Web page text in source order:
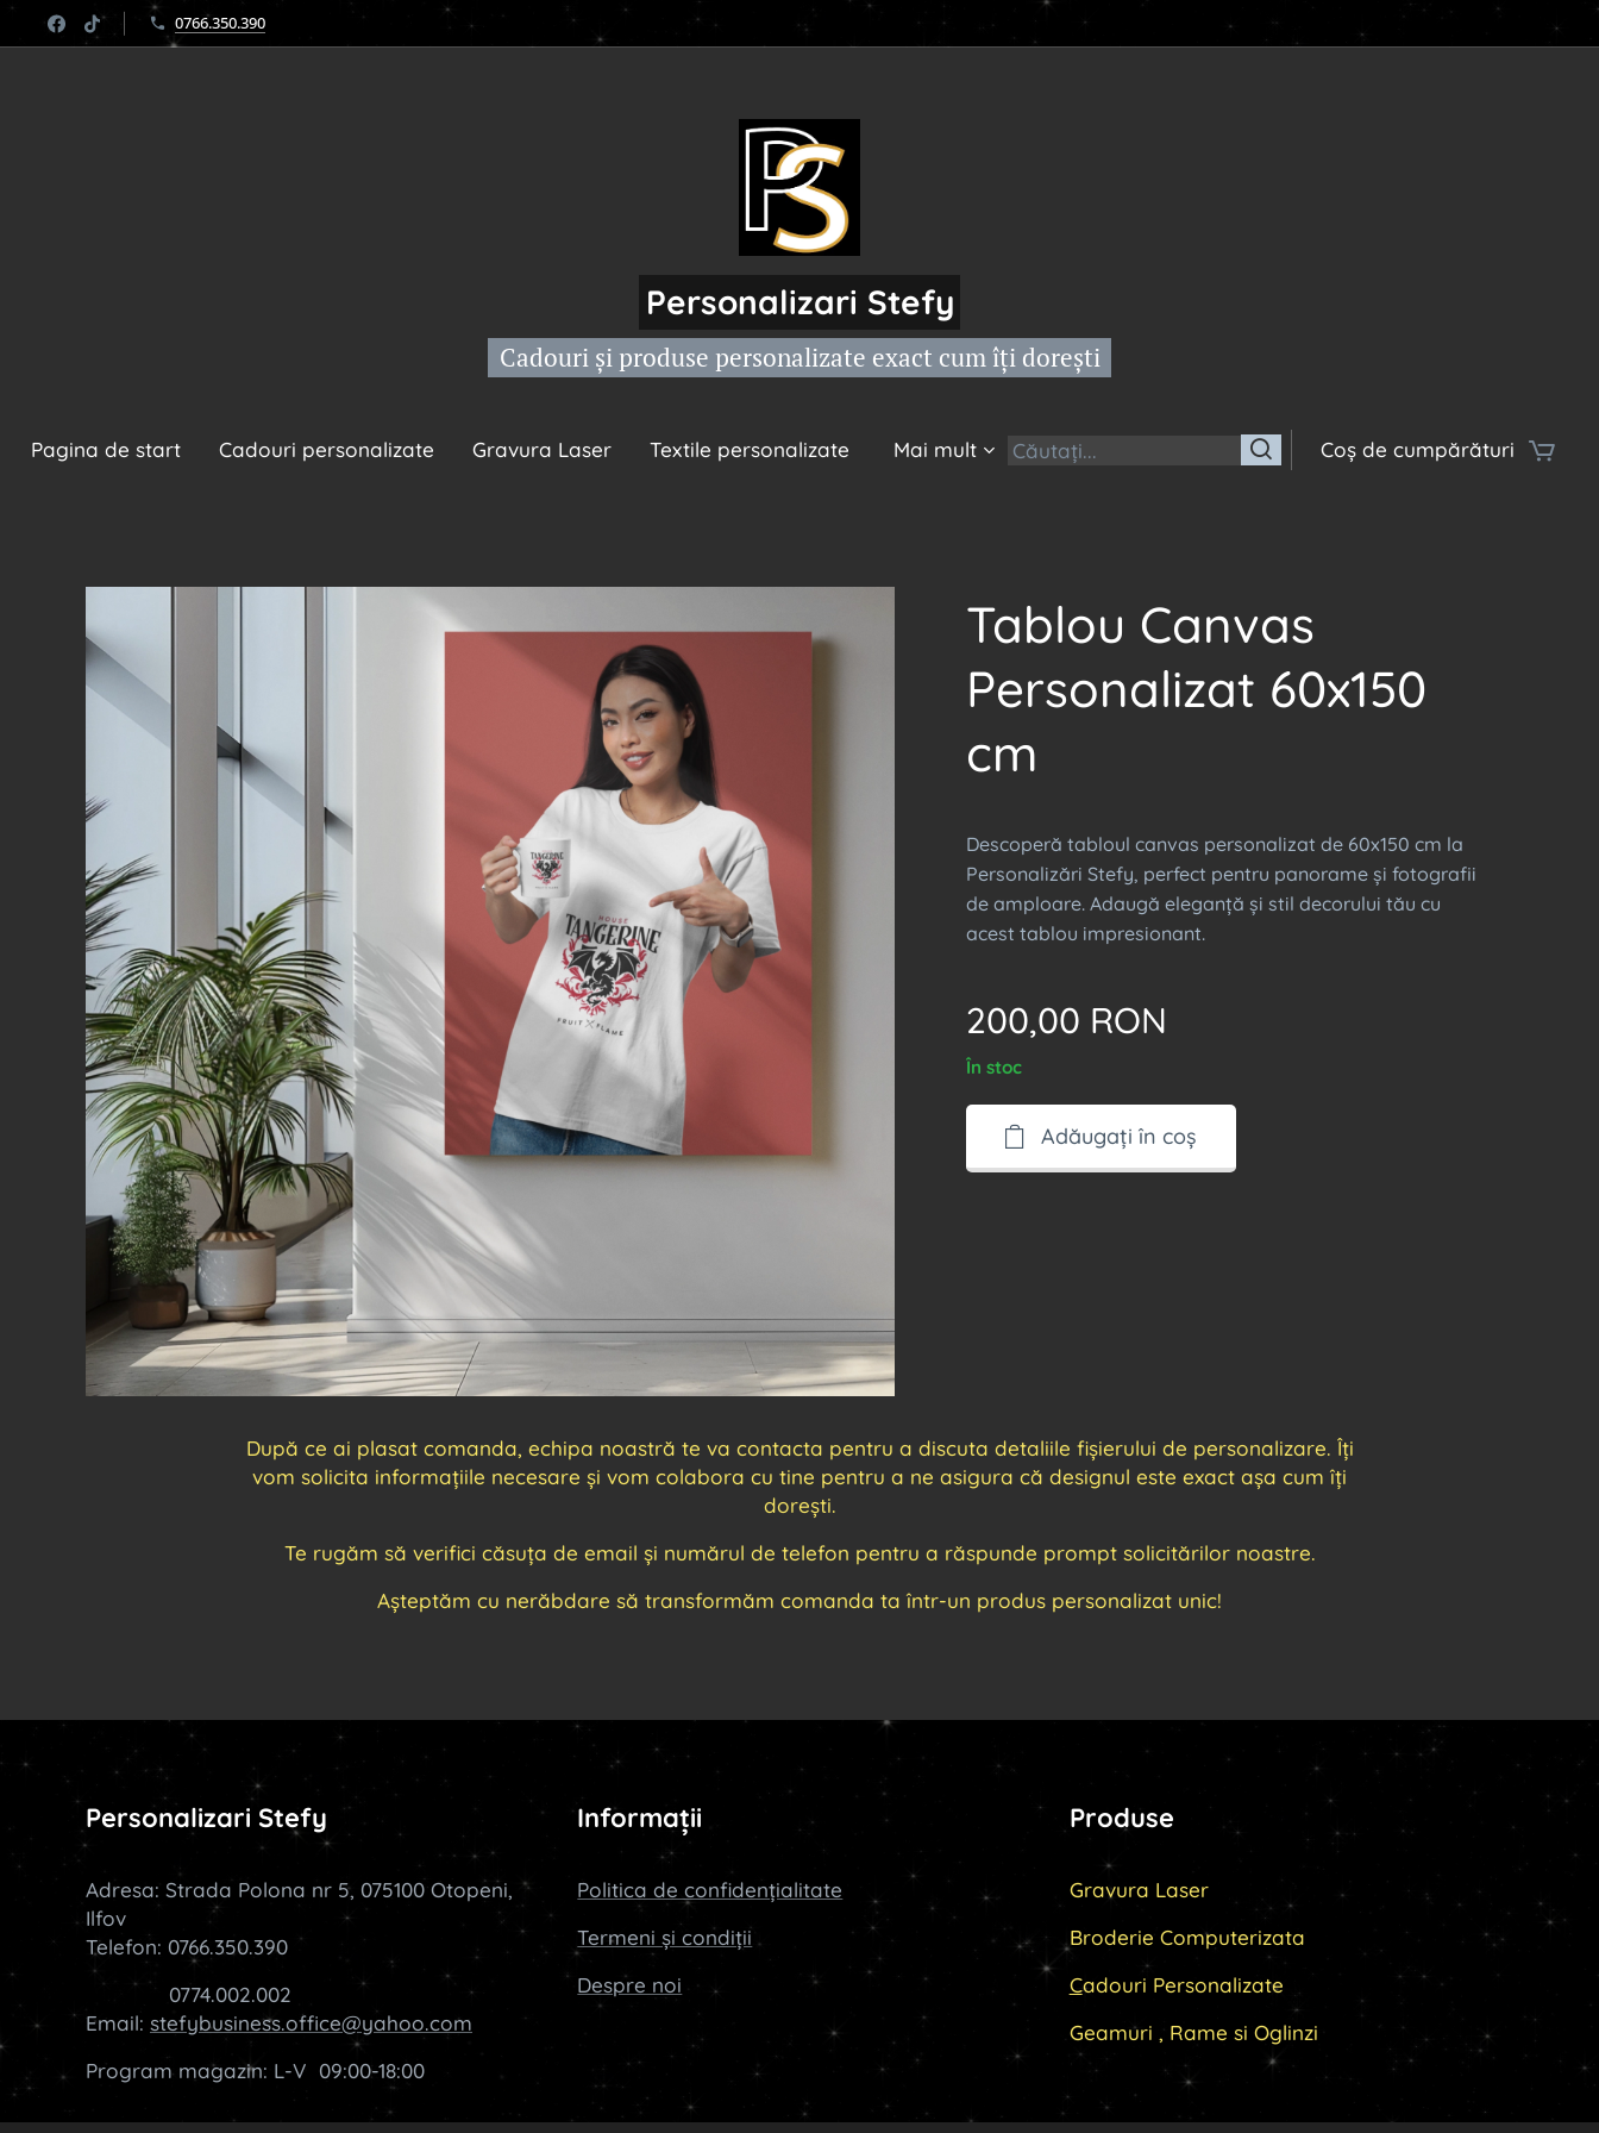
0766.350.390
Personalizari Stefy
Cadouri și produse personalizate exact cum îți dorești
Pagina de start Cadouri personalizate Gravura Laser Textile personalizate Mai mult Coș de cumpărături
Tablou Canvas
Personalizat 60x150
cm
Descoperă tabloul canvas personalizat de 60x150 cm la
Personalizări Stefy, perfect pentru panorame și fotografii
de amploare. Adaugă eleganță și stil decorului tău cu
acest tablou impresionant.
200,00 RON
În stoc
Adăugați în coș
După ce ai plasat comanda, echipa noastră te va contacta pentru a discuta detaliile fișierului de personalizare. Îți
vom solicita informațiile necesare și vom colabora cu tine pentru a ne asigura că designul este exact așa cum îți
dorești.
Te rugăm să verifici căsuța de email și numărul de telefon pentru a răspunde prompt solicitărilor noastre.
Așteptăm cu nerăbdare să transformăm comanda ta într-un produs personalizat unic!
Personalizari Stefy
Adresa: Strada Polona nr 5, 075100 Otopeni,
Ilfov
Telefon: 0766.350.390
0774.002.002
Email: stefybusiness.office@yahoo.com
Program magazin: L-V 09:00-18:00
Informații
Politica de confidențialitate
Termeni și condiții
Despre noi
Produse
Gravura Laser
Broderie Computerizata
Cadouri Personalizate
Geamuri , Rame si Oglinzi